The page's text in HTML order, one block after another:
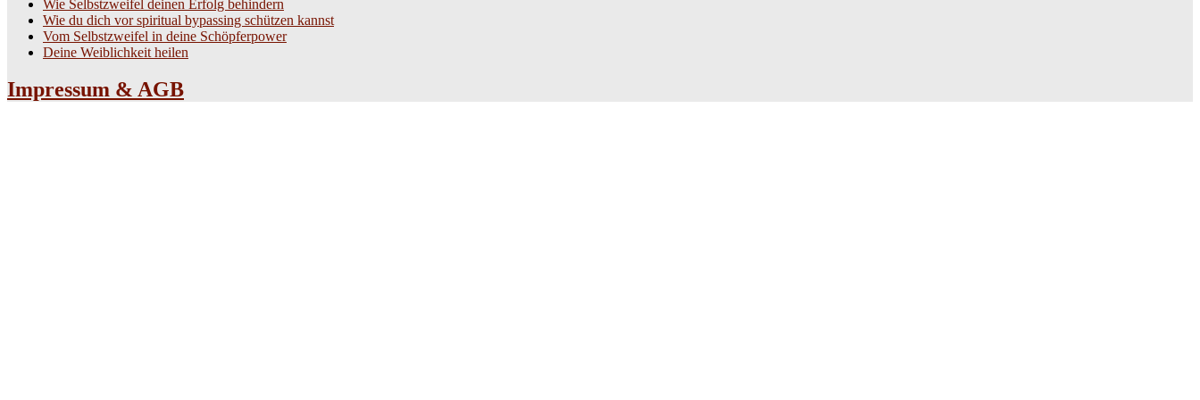
Wie Selbstzweifel deinen Erfolg behindern
Wie du dich vor spiritual bypassing schützen kannst
Vom Selbstzweifel in deine Schöpferpower
Deine Weiblichkeit heilen
Impressum & AGB